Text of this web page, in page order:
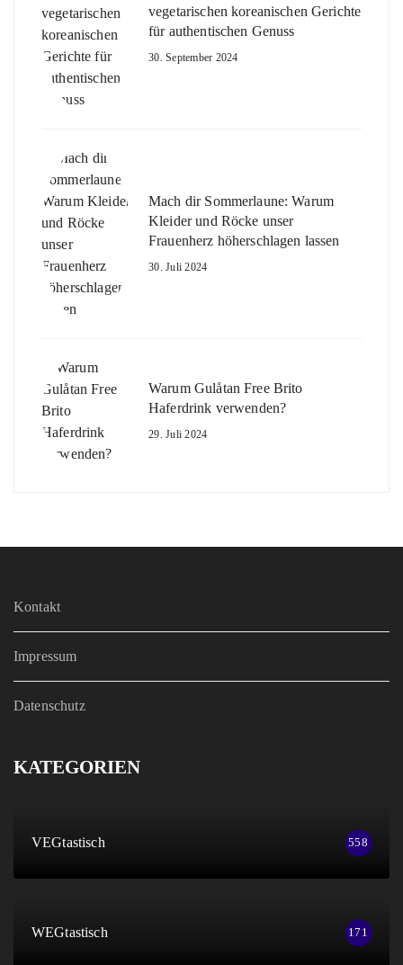
vegetarischen koreanischen Gerichte
für authentischen Genuss
30. September 2024
Mach dir Sommerlaune: Warum
Kleider und Röcke unser
Frauenherz höherschlagen lassen
30. Juli 2024
Warum Gulåtan Free Brito
Haferdrink verwenden?
29. Juli 2024
Kontakt
Impressum
Datenschutz
KATEGORIEN
VEGtastisch 558
WEGtastisch 171